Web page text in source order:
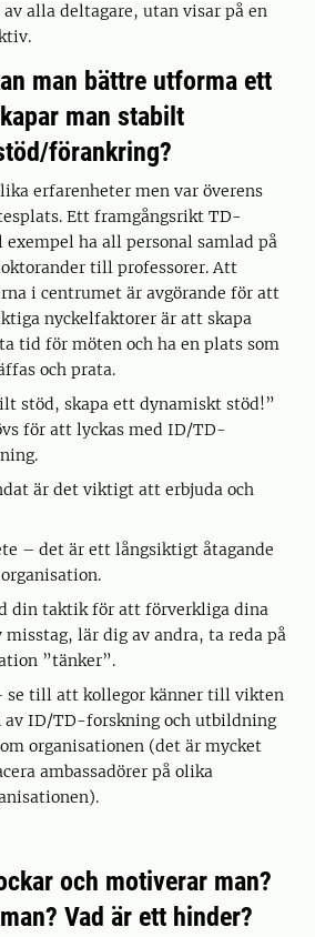
alla deltagare, utan visar på en
man bättre utforma ett
man stabilt
förankring?
erfarenheter men var överens
Ett framgångsrikt TD-
ha all personal samlad på
till professorer. Att
i centrumet är avgörande för att
nyckelfaktorer är att skapa
tid för möten och ha en plats som
och prata.
stöd, skapa ett dynamiskt stöd!”
för att lyckas med ID/TD-
är det viktigt att erbjuda och
– det är ett långsiktigt åtagande
din taktik för att förverkliga dina
lär dig av andra, ta reda på
”tänker”.
se till att kollegor känner till vikten
av ID/TD-forskning och utbildning
organisationen (det är mycket
ambassadörer på olika
och motiverar man?
Vad är ett hinder?